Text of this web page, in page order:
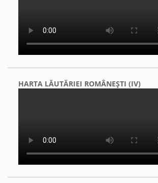
HARTA LĂUTĂRIEI ROMÂNEŞTI (IV)